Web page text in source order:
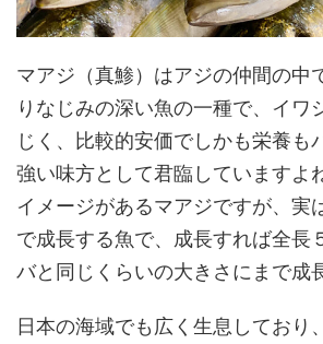
マアジ（真鯵）はアジの仲間の中
りなじみの深い魚の一種で、イワ
じく、比較的安価でしかも栄養も
強い味方として君臨していますよ
イメージがあるマアジですが、実
で成長する魚で、成長すれば全長
バと同じくらいの大きさにまで成
日本の海域でも広く生息しており